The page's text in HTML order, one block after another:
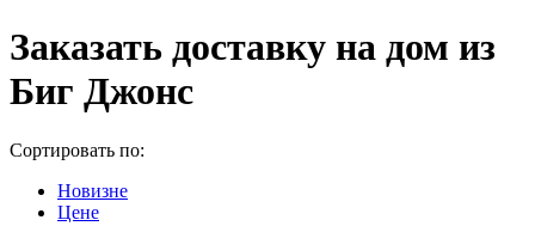
Заказать доставку на дом из
Биг Джонс
Сортировать по:
Новизне
Цене